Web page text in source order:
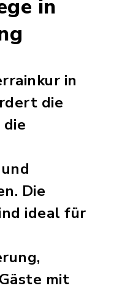
in
in
die
Die
ideal für
mit